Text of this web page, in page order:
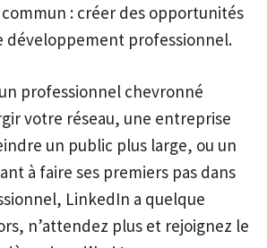
: créer des opportunités
développement professionnel.
professionnel chevronné
votre réseau, une entreprise
un public plus large, ou un
à faire ses premiers pas dans
LinkedIn a quelque
n’attendez plus et rejoignez le